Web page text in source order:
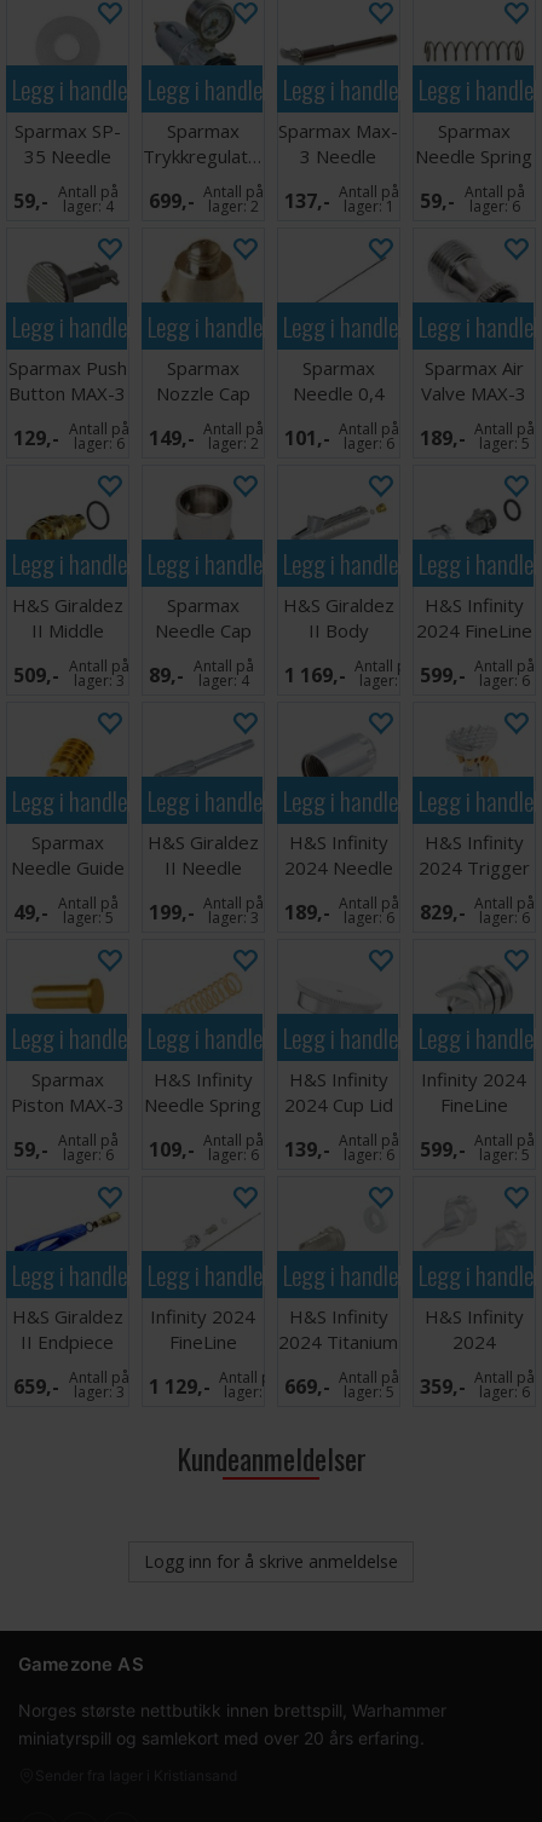
Legg i handlekurven
Sparmax SP-
35 Needle
Packing O-
Ring
59,- Antall på
lager:4
Legg i handlekurven
Sparmax
Trykkregulator
m/
Manometer
699,- Antall på
lager:2
Legg i handlekurven
Sparmax Max-
3 Needle
Chucking
Guide
137,- Antall på
lager:1
Legg i
Sparmax
Needle Spring
MAX-3
59,- Antall på
lager:6
Legg i handlekurven
Sparmax Push
Button MAX-3
129,- Antall på
lager:6
Legg i handlekurven
Sparmax
Nozzle Cap
149,- Antall på
lager:2
Legg i handlekurven
Sparmax
Needle 0,4
mm MAX-4
101,- Antall på
lager:6
Legg i
Sparmax Air
Valve MAX-3
189,- Antall på
lager:5
Legg i handlekurven
H&S Giraldez
II Middle
Piece
509,- Antall på
lager:3
Legg i handlekurven
Sparmax
Needle Cap
MAX-3
89,- Antall på
lager:4
Legg i handlekurven
H&S Giraldez
II Body
Complete
with Seals
1 169,- Antall på
lager:
Legg i
H&S Infinity
2024 FineLine
Aircap
0,25mm
599,- Antall på
lager:6
Legg i handlekurven
Sparmax
Needle Guide
MAX-3
49,- Antall på
lager:5
Legg i handlekurven
H&S Giraldez
II Needle
Guide
199,- Antall på
lager:3
Legg i handlekurven
H&S Infinity
2024 Needle
Tension
Adjuste
189,- Antall på
lager:6
Legg i
H&S Infinity
2024 Trigger
Assembly
829,- Antall på
lager:6
Legg i handlekurven
Sparmax
Piston MAX-3
59,- Antall på
lager:6
Legg i handlekurven
H&S Infinity
Needle Spring
Gold
109,- Antall på
lager:6
Legg i handlekurven
H&S Infinity
2024 Cup Lid
2ml
139,- Antall på
lager:6
Legg i
Infinity 2024
FineLine
Aircap
0,44mm
599,- Antall på
lager:5
Legg i handlekurven
H&S Giraldez
II Endpiece
Color Control
659,- Antall på
lager:3
Legg i handlekurven
Infinity 2024
FineLine
Headset
0,44mm
1 129,- Antall på
lager:
Legg i handlekurven
H&S Infinity
2024 Titanium
0,44mm
Nozzle
669,- Antall på
lager:5
Legg i
H&S Infinity
2024
Sketching Cap
Set of 2
359,- Antall på
lager:6
Kundeanmeldelser
Logg inn for å skrive anmeldelse
Gamezone AS
Norges største nettbutikk innen brettspill, Warhammer
miniatyrspill og samlekort med over 20 års erfaring.